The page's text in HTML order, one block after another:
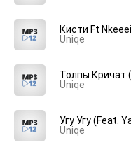
Кисти Ft
Uniqe
Толпы Кричат
Uniqe
Угу Угу (Feat.
Uniqe